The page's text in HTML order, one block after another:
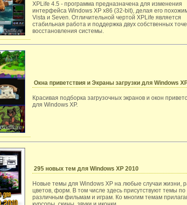
XPLife 4.5 - программа предназначена для изменения
интерфейса Windows XP x86 (32-bit), делая его
Vista и Seven. Отличительной чертой XPLife является
стабильная работа и поддержка двух собственных
восстановления системы.
Окна приветствия и Экраны загрузки для Windows
Красивая подборка загрузочных экранов и окон
для Windows XP.
295 новых тем для Windows XP 2010
Новые темы для Windows XP на любые случаи жизни,
цветов, форм. В том числе здесь присутствуют темы по
различным фильмам и играм. Ко многим темам